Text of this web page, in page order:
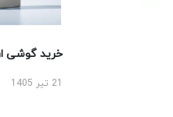
خرید گوشی